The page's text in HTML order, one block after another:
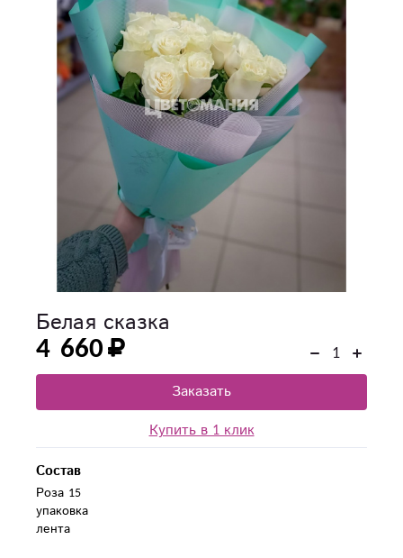
Белая сказка
4 660
Заказать
Купить в 1 клик
Состав
Роза 15
упаковка
лента